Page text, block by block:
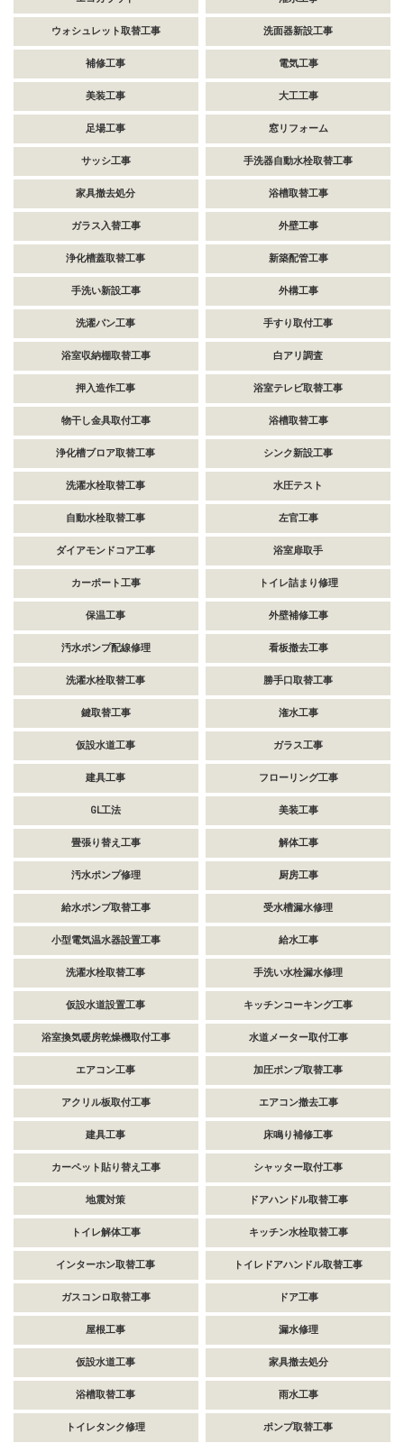
ウォシュレット取替工事 洗面器新設工事
補修工事 電気工事
美装工事 大工工事
足場工事 窓リフォーム
サッシ工事 手洗器自動水栓取替工事
家具撤去処分 浴槽取替工事
ガラス入替工事 外壁工事
浄化槽蓋取替工事 新築配管工事
手洗い新設工事 外構工事
洗濯パン工事 手すり取付工事
浴室収納棚取替工事 白アリ調査
押入造作工事 浴室テレビ取替工事
物干し金具取付工事 浴槽取替工事
浄化槽ブロア取替工事 シンク新設工事
洗濯水栓取替工事 水圧テスト
自動水栓取替工事 左官工事
ダイアモンドコア工事 浴室扉取手
カーポート工事 トイレ詰まり修理
保温工事 外壁補修工事
汚水ポンプ配線修理 看板撤去工事
洗濯水栓取替工事 勝手口取替工事
鍵取替工事 潅水工事
仮設水道工事 ガラス工事
建具工事 フローリング工事
GL工法 美装工事
畳張り替え工事 解体工事
汚水ポンプ修理 厨房工事
給水ポンプ取替工事 受水槽漏水修理
小型電気温水器設置工事 給水工事
洗濯水栓取替工事 手洗い水栓漏水修理
仮設水道設置工事 キッチンコーキング工事
浴室換気暖房乾燥機取付工事 水道メーター取付工事
エアコン工事 加圧ポンプ取替工事
アクリル板取付工事 エアコン撤去工事
建具工事 床鳴り補修工事
カーペット貼り替え工事 シャッター取付工事
地震対策 ドアハンドル取替工事
トイレ解体工事 キッチン水栓取替工事
インターホン取替工事 トイレドアハンドル取替工事
ガスコンロ取替工事 ドア工事
屋根工事 漏水修理
仮設水道工事 家具撤去処分
浴槽取替工事 雨水工事
トイレタンク修理 ポンプ取替工事